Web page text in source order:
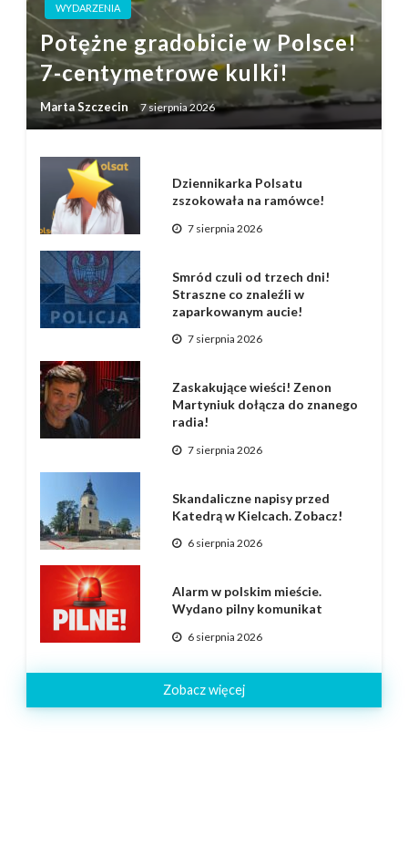
WYDARZENIA
Potężne gradobicie w Polsce!
7-centymetrowe kulki!
Marta Szczecin 7 sierpnia 2026
Dziennikarka Polsatu
zszokowała na ramówce!
7 sierpnia 2026
Smród czuli od trzech dni!
Straszne co znaleźli w
zaparkowanym aucie!
7 sierpnia 2026
Zaskakujące wieści! Zenon
Martyniuk dołącza do znanego
radia!
7 sierpnia 2026
Skandaliczne napisy przed
Katedrą w Kielcach. Zobacz!
6 sierpnia 2026
Alarm w polskim mieście.
Wydano pilny komunikat
6 sierpnia 2026
Zobacz więcej